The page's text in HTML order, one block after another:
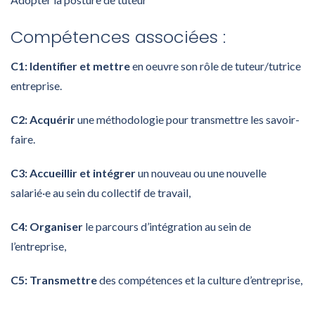
Compétences associées :
C1: Identifier et mettreen oeuvre son rôle de tuteur/tutrice
entreprise.
C2: Acquérirune méthodologie pour transmettre les savoir-
faire.
C3: Accueillir et intégrerun nouveau ou une nouvelle
salarié·e au sein du collectif de travail,
C4: Organiser le parcours d’intégration au sein de
l’entreprise,
C5: Transmettredes compétences et la culture d’entreprise,